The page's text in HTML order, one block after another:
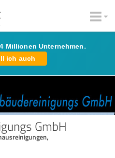
Millionen Unternehmen.
ich auch
GmbH